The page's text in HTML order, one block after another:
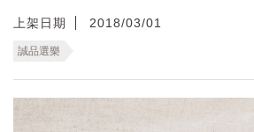
上架日期 2018/03/01
誠品選樂